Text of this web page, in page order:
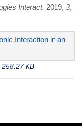
Interact. 2019, 3,
Interaction in an
KB